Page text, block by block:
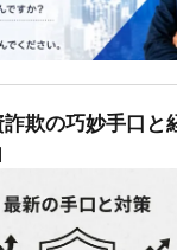
欺の巧妙手口と